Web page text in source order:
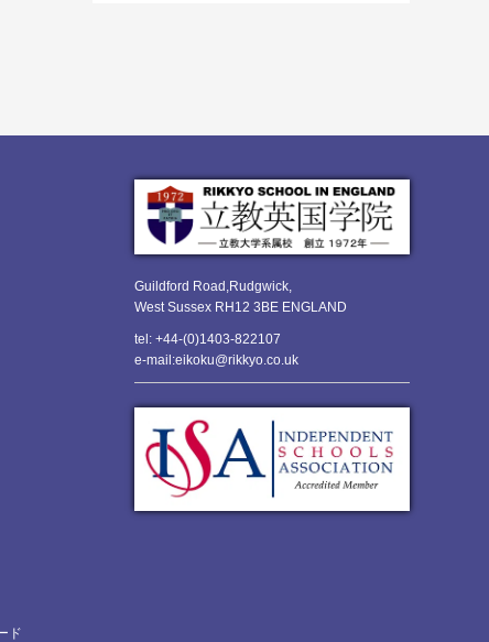
Guildford Road,Rudgwick,
West Sussex RH12 3BE ENGLAND
tel: +44-(0)1403-822107
e-mail:eikoku@rikkyo.co.uk
ド